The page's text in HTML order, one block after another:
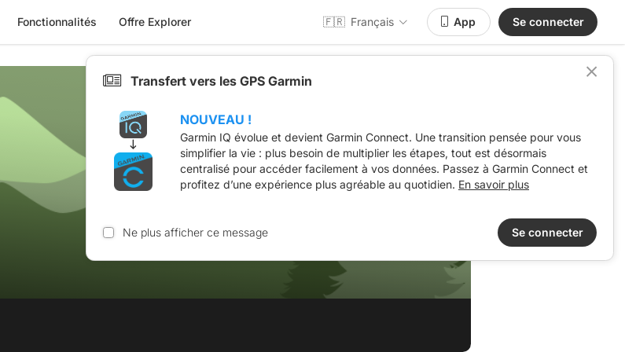
Fonctionnalités Offre Explorer 🇫🇷 Français App Se connecter
Transfert vers les GPS Garmin
NOUVEAU !
Garmin IQ évolue et devient Garmin Connect. Une transition pensée pour vous
simplifier la vie : plus besoin de multiplier les étapes, tout est désormais
centralisé pour accéder facilement à vos données. Passez à Garmin Connect et
profitez d’une expérience plus agréable au quotidien. En savoir plus
Ne plus afficher ce message Se connecter